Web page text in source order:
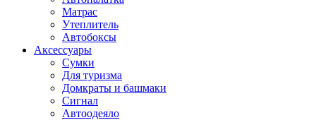
Матрас
Утеплитель
Автобоксы
Аксессуары
Сумки
Для туризма
Домкраты и башмаки
Сигнал
Автоодеяло